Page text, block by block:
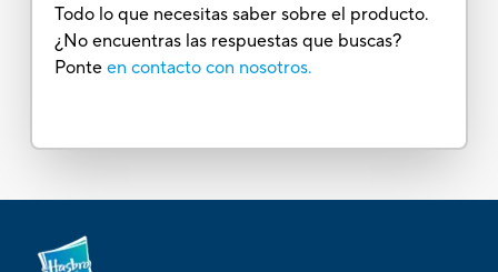
Todo lo que necesitas saber sobre el producto.
¿No encuentras las respuestas que buscas?
Ponte en contacto con nosotros.